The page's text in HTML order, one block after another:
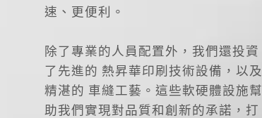
速、更便利。
除了專業的人員配置外，我們還投資
了先進的 熱昇華印刷技術設備，以及
精湛的 車縫工藝。這些軟硬體設施幫
助我們實現對品質和創新的承諾，打